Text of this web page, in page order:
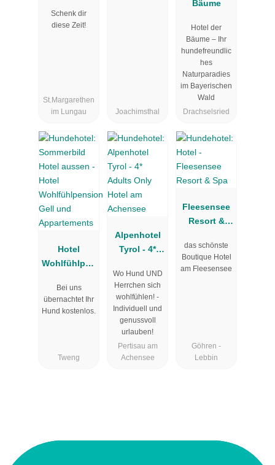
Hotel
Schenk dir
diese Zeit!
St.Margarethen
im Lungau
Joachimsthal
Bäume
Hotel der
Bäume – Ihr
hundefreundlic
hes
Naturparadies
im Bayerischen
Wald
Drachselsried
Hotel
Wohlfühlpen
und
Appartement
Bei uns
übernachtet Ihr
Hund kostenlos.
Tweng
Alpenhotel
Tyrol - 4*
Hotel am
Achensee
Wo Hund UND
Herrchen sich
wohlfühlen! -
Individuell und
genussvoll
urlauben!
Pertisau am
Achensee
Fleesensee
Resort &
das schönste
Boutique Hotel
am Fleesensee
Göhren -
Lebbin